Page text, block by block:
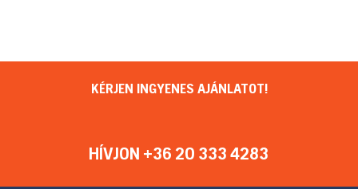
KÉRJEN INGYENES AJÁNLATOT!
HÍVJON +36 20 333 4283